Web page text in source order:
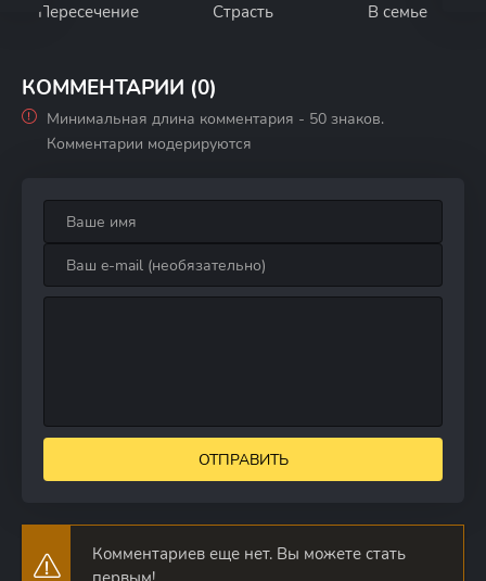
Пересечение Страсть В семье
КОММЕНТАРИИ (0)
Минимальная длина комментария - 50 знаков.
Комментарии модерируются
ОТПРАВИТЬ
Комментариев еще нет. Вы можете стать